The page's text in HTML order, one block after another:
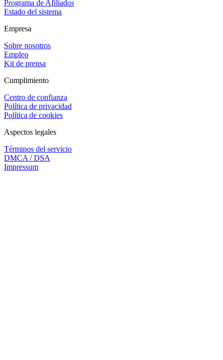
Programa de Afiliados
Estado del sistema
Empresa
Sobre nosotros
Empleo
Kit de prensa
Cumplimiento
Centro de confianza
Política de privacidad
Política de cookies
Aspectos legales
Términos del servicio
DMCA / DSA
Impressum